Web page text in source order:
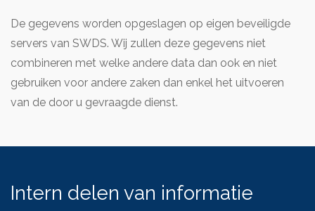
De gegevens worden opgeslagen op eigen beveiligde
servers van SWDS. Wij zullen deze gegevens niet
combineren met welke andere data dan ook en niet
gebruiken voor andere zaken dan enkel het uitvoeren
van de door u gevraagde dienst.
Intern delen van informatie